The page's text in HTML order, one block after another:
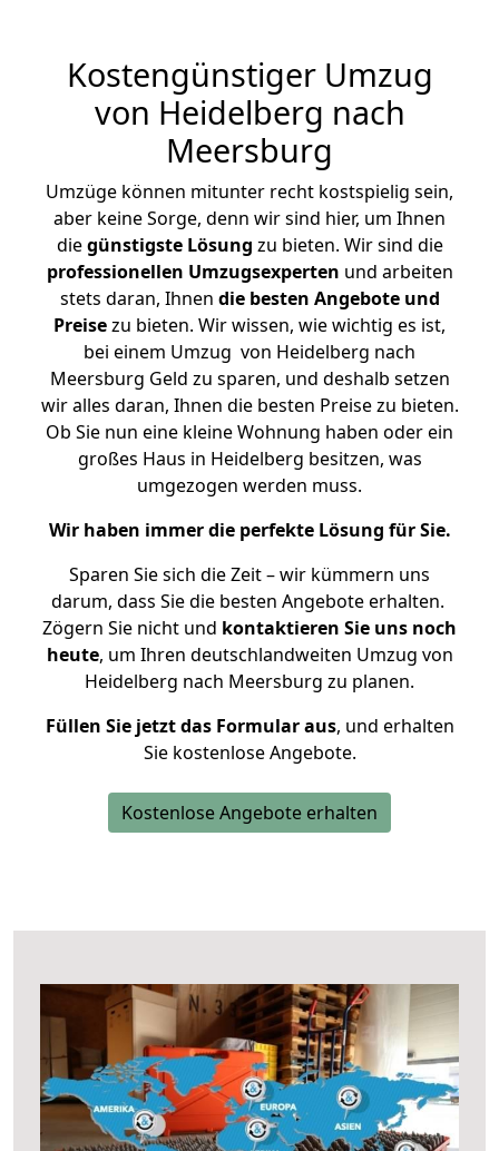
Kostengünstiger Umzug
von Heidelberg nach
Meersburg
Umzüge können mitunter recht kostspielig sein,
aber keine Sorge, denn wir sind hier, um Ihnen
diegünstigste Lösung zu bieten. Wir sind die
professionellen Umzugsexperten und arbeiten
stets daran, Ihnen die besten Angebote und
Preisezu bieten. Wir wissen, wie wichtig es ist,
bei einem Umzug von Heidelberg nach
Meersburg Geld zu sparen, und deshalb setzen
wir alles daran, Ihnen die besten Preise zu bieten.
Ob Sie nun eine kleine Wohnung haben oder ein
großes Haus in Heidelberg besitzen, was
umgezogen werden muss.
Wir haben immer die perfekte Lösung für Sie.
Sparen Sie sich die Zeit – wir kümmern uns
darum, dass Sie die besten Angebote erhalten.
Zögern Sie nicht und kontaktieren Sie uns noch
heute, um Ihren deutschlandweiten Umzug von
Heidelberg nach Meersburg zu planen.
Füllen Sie jetzt das Formular aus, und erhalten
Sie kostenlose Angebote.
Kostenlose Angebote erhalten